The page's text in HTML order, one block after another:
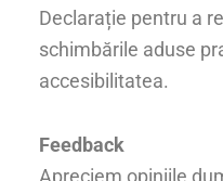
Declarație pentru a
schimbările aduse
accesibilitatea.
Feedback
Apreciem opiniile